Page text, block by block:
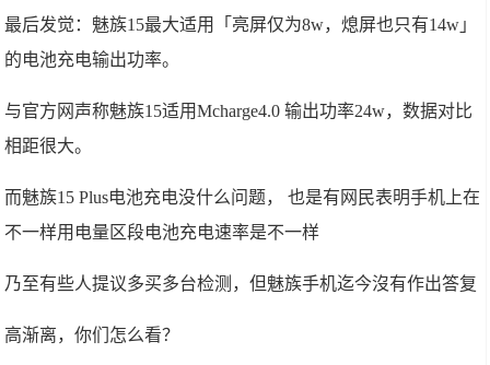
最后发觉：魅族15最大适用「亮屏仅为8w，熄屏也只有14w」
的电池充电输出功率。
与官方网声称魅族15适用Mcharge4.0 输出功率24w，数据对比
相距很大。
而魅族15 Plus电池充电没什么问题， 也是有网民表明手机上在
不一样用电量区段电池充电速率是不一样
乃至有些人提议多买多台检测，但魅族手机迄今沒有作出答复
高渐离，你们怎么看？